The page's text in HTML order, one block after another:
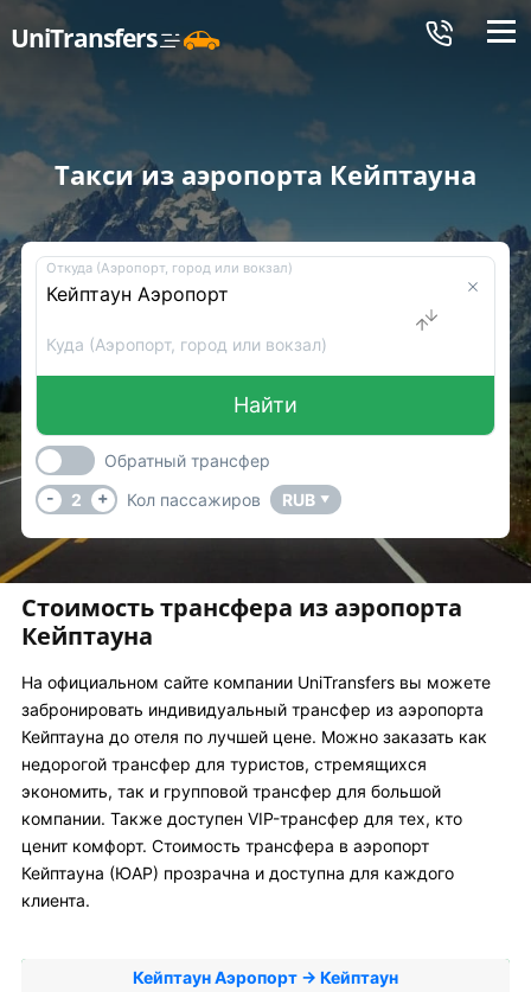
UniTransfers Меню
Такси из аэропорта Кейптауна
Откуда (Аэропорт, город или вокзал)
Куда (Аэропорт, город или вокзал)
Найти
Обратный трансфер
-
2 + Кол пассажиров RUB ▼
Стоимость трансфера из аэропорта
Кейптауна
На официальном сайте компании UniTransfers вы можете
забронировать индивидуальный трансфер из аэропорта
Кейптауна до отеля по лучшей цене. Можно заказать как
недорогой трансфер для туристов, стремящихся
экономить, так и групповой трансфер для большой
компании. Также доступен VIP-трансфер для тех, кто
ценит комфорт. Стоимость трансфера в аэропорт
Кейптауна (ЮАР) прозрачна и доступна для каждого
клиента.
Кейптаун Аэропорт → Кейптаун